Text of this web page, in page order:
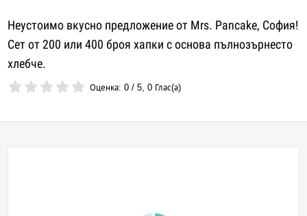
Неустоимо вкусно предложение от Mrs. Pancake, София!
Сет от 200 или 400 броя хапки с основа пълнозърнесто
хлебче.
Оценка:0 /5,0 Глас(а)